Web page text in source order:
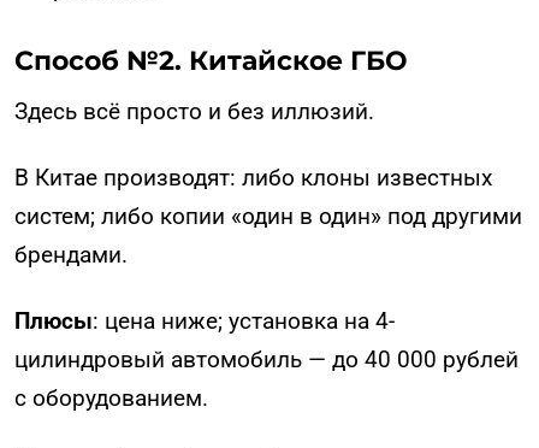
Способ №2. Китайское ГБО
Здесь всё просто и без иллюзий.
В Китае производят: либо клоны известных
систем; либо копии «один в один» под другими
брендами.
Плюсы: цена ниже; установка на 4-
цилиндровый автомобиль — до 40 000 рублей
с оборудованием.